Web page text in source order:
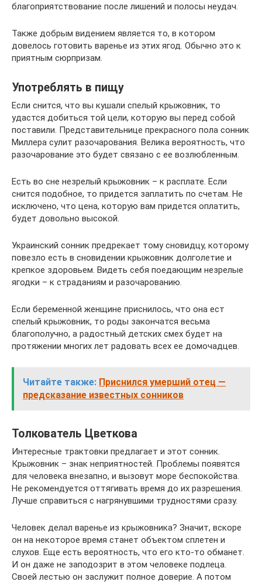
благоприятствование после лишений и полосы неудач.
Также добрым видением является то, в котором
довелось готовить варенье из этих ягод. Обычно это к
приятным сюрпризам.
Употреблять в пищу
Если снится, что вы кушали спелый крыжовник, то
удастся добиться той цели, которую вы перед собой
поставили. Представительнице прекрасного пола сонник
Миллера сулит разочарования. Велика вероятность, что
разочарование это будет связано с ее возлюбленным.
Есть во сне незрелый крыжовник – к расплате. Если
снится подобное, то придется заплатить по счетам. Не
исключено, что цена, которую вам придется оплатить,
будет довольно высокой.
Украинский сонник предрекает тому сновидцу, которому
повезло есть в сновидении крыжовник долголетие и
крепкое здоровьем. Видеть себя поедающим незрелые
ягодки – к страданиям и разочарованию.
Если беременной женщине приснилось, что она ест
спелый крыжовник, то роды закончатся весьма
благополучно, а радостный детских смех будет на
протяжении многих лет радовать всех ее домочадцев.
Читайте также: Приснился умерший отец —
предсказание известных сонников
Толкователь Цветкова
Интересные трактовки предлагает и этот сонник.
Крыжовник – знак неприятностей. Проблемы появятся
для человека внезапно, и вызовут море беспокойства.
Не рекомендуется оттягивать время до их разрешения.
Лучше справиться с нагрянувшими трудностями сразу.
Человек делал варенье из крыжовника? Значит, вскоре
он на некоторое время станет объектом сплетен и
слухов. Еще есть вероятность, что его кто-то обманет.
И он даже не заподозрит в этом человеке подлеца.
Своей лестью он заслужит полное доверие. А потом